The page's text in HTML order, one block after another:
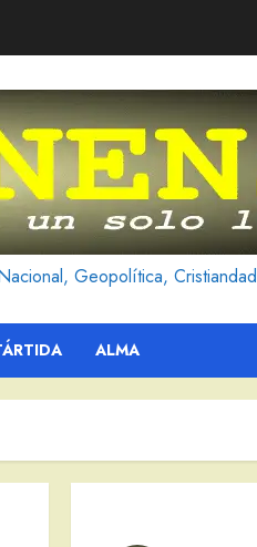
Geopolítica, Cristiandad
ALMA